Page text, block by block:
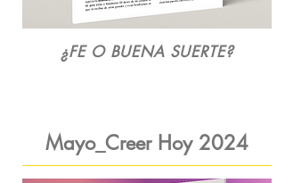
¿FE O BUENA SUERTE?
Mayo_Creer Hoy 2024